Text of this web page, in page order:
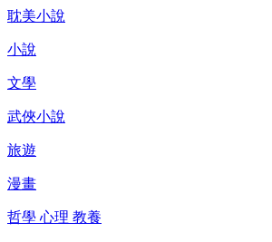
耽美小說
小說
文學
武俠小說
旅遊
漫畫
哲學 心理 教養